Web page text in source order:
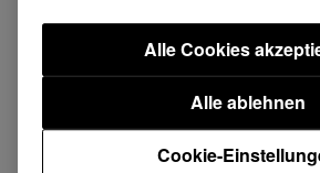
geändert.
Wichtiger Hinweis:
Die Energiesparfunktion (früher
Auto-Standby oder Auto-Power-
Cookie-
Alle ablehnen
Alle Cookies